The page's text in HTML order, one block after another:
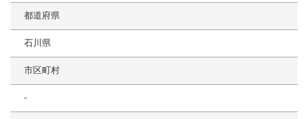
都道府県
石川県
市区町村
-